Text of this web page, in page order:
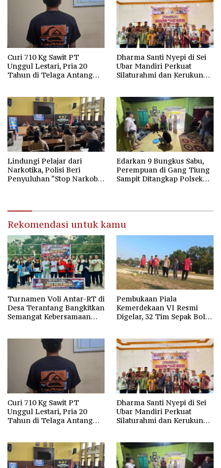
Curi 710 Kg Sawit PT
Unggul Lestari, Pria 20
Tahun di Telaga Antang
Dharma Santi Nyepi di Sei
Ubar Mandiri Perkuat
Silaturahmi dan Kerukunan
Lindungi Pelajar dari
Narkotika, Polisi Beri
Penyuluhan “Stop Narkoba”
Edarkan 9 Bungkus Sabu,
Perempuan di Gang Tiung
Sampit Ditangkap Polsek
Rekomendasi untuk kamu
Turnamen Voli Antar-RT di
Desa Terantang Bangkitkan
Semangat Kebersamaan
Pembukaan Piala
Kemerdekaan VI Resmi
Digelar, 32 Tim Sepak Bola
Curi 710 Kg Sawit PT
Unggul Lestari, Pria 20
Tahun di Telaga Antang
Dharma Santi Nyepi di Sei
Ubar Mandiri Perkuat
Silaturahmi dan Kerukunan